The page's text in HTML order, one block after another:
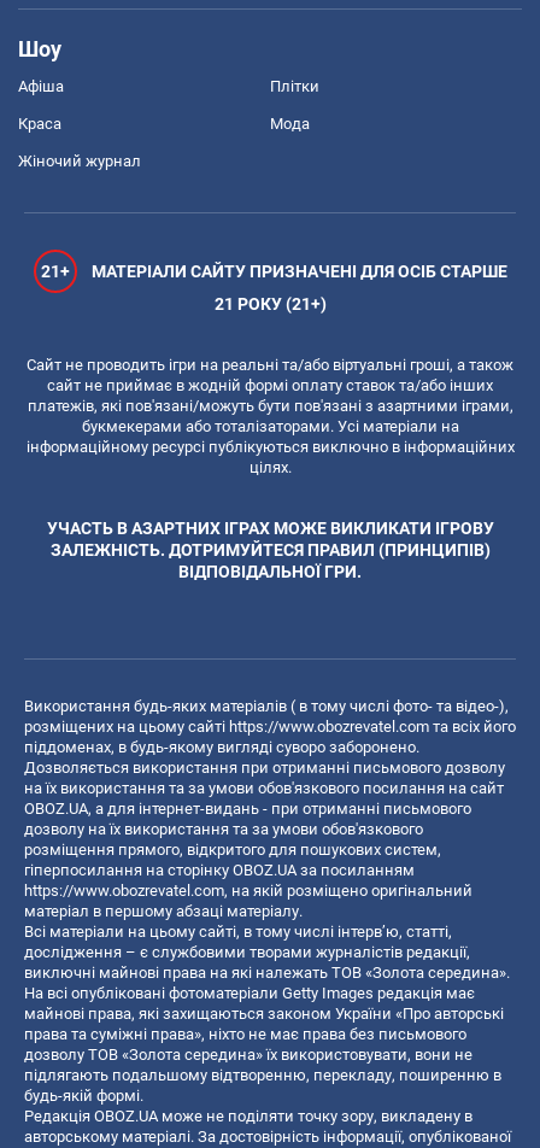
Шоу
Афіша Плітки
Краса Мода
Жіночий журнал
21+
МАТЕРІАЛИ САЙТУ ПРИЗНАЧЕНІ ДЛЯ ОСІБ СТАРШЕ
21 РОКУ (21+)
Сайт не проводить ігри на реальні та/або віртуальні гроші, а також
сайт не приймає в жодній формі оплату ставок та/або інших
платежів, які пов'язані/можуть бути пов'язані з азартними іграми,
букмекерами або тоталізаторами. Усі матеріали на
інформаційному ресурсі публікуються виключно в інформаційних
цілях.
УЧАСТЬ В АЗАРТНИХ ІГРАХ МОЖЕ ВИКЛИКАТИ ІГРОВУ
ЗАЛЕЖНІСТЬ. ДОТРИМУЙТЕСЯ ПРАВИЛ (ПРИНЦИПІВ)
ВІДПОВІДАЛЬНОЇ ГРИ.
Використання будь-яких матеріалів ( в тому числі фото- та відео-),
розміщених на цьому сайті https://www.obozrevatel.com та всіх його
піддоменах, в будь-якому вигляді суворо заборонено.
Дозволяється використання при отриманні письмового дозволу
на їх використання та за умови обов'язкового посилання на сайт
OBOZ.UA, а для інтернет-видань - при отриманні письмового
дозволу на їх використання та за умови обов'язкового
розміщення прямого, відкритого для пошукових систем,
гіперпосилання на сторінку OBOZ.UA за посиланням
https://www.obozrevatel.com, на якій розміщено оригінальний
матеріал в першому абзаці матеріалу.
Всі матеріали на цьому сайті, в тому числі інтерв’ю, статті,
дослідження – є службовими творами журналістів редакції,
виключні майнові права на які належать ТОВ «Золота середина».
На всі опубліковані фотоматеріали Getty Images редакція має
майнові права, які захищаються законом України «Про авторські
права та суміжні права», ніхто не має права без письмового
дозволу ТОВ «Золота середина» їх використовувати, вони не
підлягають подальшому відтворенню, перекладу, поширенню в
будь-якій формі.
Редакція OBOZ.UA може не поділяти точку зору, викладену в
авторському матеріалі. За достовірність інформації, опублікованої